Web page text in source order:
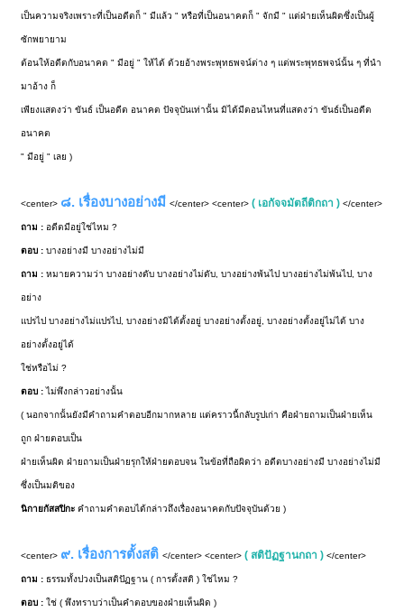
เป็นความจริงเพราะที่เป็นอดีตก็ " มีแล้ว " หรือที่เป็นอนาคตก็ " จักมี " แต่ฝ่ายเห็นผิดซึ่งเป็นผู้
ซักพยายาม
ต้อนให้อดีตกับอนาคต " มีอยู่ " ให้ได้ ด้วยอ้างพระพุทธพจน์ต่าง ๆ แต่พระพุทธพจน์นั้น ๆ ที่นำ
มาอ้าง ก็
เพียงแสดงว่า ขันธ์ เป็นอดีต อนาคต ปัจจุบันเท่านั้น มิได้มีตอนไหนที่แสดงว่า ขันธ์เป็นอดีต
อนาคต
" มีอยู่ " เลย )
<center> ๘. เรื่องบางอย่างมี </center> <center>( เอกัจจมัตถีติกถา )</center>
ถาม : อดีตมีอยู่ใช่ไหม ?
ตอบ :บางอย่างมี บางอย่างไม่มี
ถาม :หมายความว่า บางอย่างดับ บางอย่างไม่ดับ, บางอย่างพ้นไป บางอย่างไม่พ้นไป, บาง
อย่าง
แปรไป บางอย่างไม่แปรไป, บางอย่างมิได้ตั้งอยู่ บางอย่างตั้งอยู่, บางอย่างตั้งอยู่ไม่ได้ บาง
อย่างตั้งอยู่ได้
ใช่หรือไม่ ?
ตอบ :ไม่พึงกล่าวอย่างนั้น
( นอกจากนั้นยังมีคำถามคำตอบอีกมากหลาย แต่คราวนี้กลับรูปเก่า คือฝ่ายถามเป็นฝ่ายเห็น
ถูก ฝ่ายตอบเป็น
ฝ่ายเห็นผิด ฝ่ายถามเป็นฝ่ายรุกให้ฝ่ายตอบจน ในข้อที่ถือผิดว่า อดีตบางอย่างมี บางอย่างไม่มี
ซึ่งเป็นมติของ
นิกายกัสสปิกะคำถามคำตอบได้กล่าวถึงเรื่องอนาคตกับปัจจุบันด้วย )
<center> ๙. เรื่องการตั้งสติ </center> <center>( สติปัฏฐานกถา )</center>
ถาม :ธรรมทั้งปวงเป็นสติปัฏฐาน ( การตั้งสติ ) ใช่ไหม ?
ตอบ :ใช่ ( พึงทราบว่าเป็นคำตอบของฝ่ายเห็นผิด )